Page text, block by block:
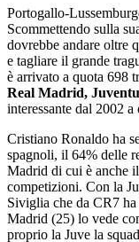
Portogallo-
Scommettendo sulla
dovrebbe andare oltre
e tagliare il grande
è arrivato a quota 698
Real Madrid,
interessante dal 2002 a
Cristiano Ronaldo ha
spagnoli, il 64% delle
Madrid di cui è anche il
competizioni. Con la
Siviglia che da CR7
Madrid (25) lo vede
proprio la Juve la